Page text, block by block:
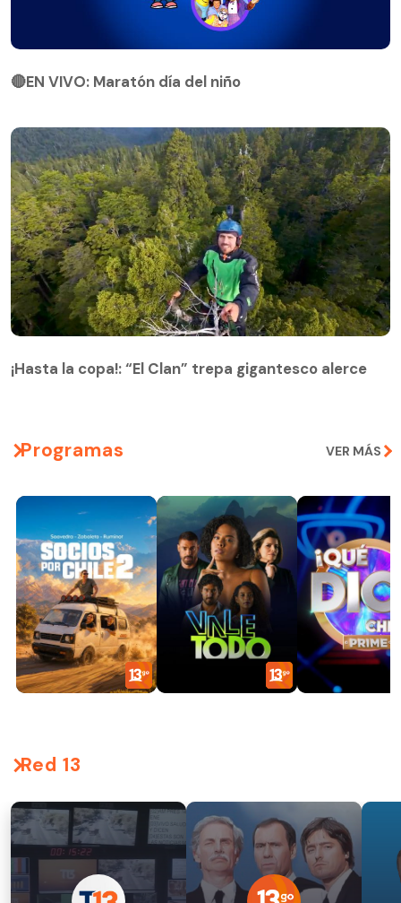
🔴EN VIVO: Maratón día del niño
¡Hasta la copa!: “El Clan” trepa gigantesco alerce
Programas VER MÁS
Red 13